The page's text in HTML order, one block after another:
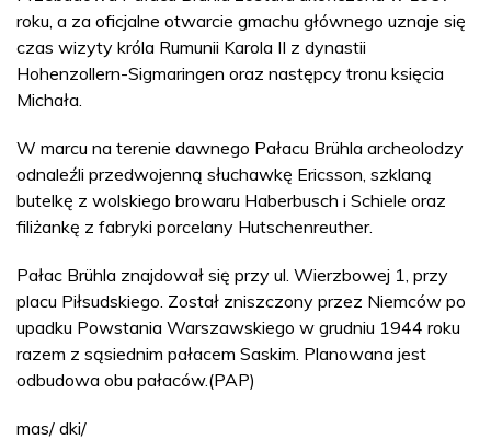
roku, a za oficjalne otwarcie gmachu głównego uznaje się
czas wizyty króla Rumunii Karola II z dynastii
Hohenzollern-Sigmaringen oraz następcy tronu księcia
Michała.
W marcu na terenie dawnego Pałacu Brühla archeolodzy
odnaleźli przedwojenną słuchawkę Ericsson, szklaną
butelkę z wolskiego browaru Haberbusch i Schiele oraz
filiżankę z fabryki porcelany Hutschenreuther.
Pałac Brühla znajdował się przy ul. Wierzbowej 1, przy
placu Piłsudskiego. Został zniszczony przez Niemców po
upadku Powstania Warszawskiego w grudniu 1944 roku
razem z sąsiednim pałacem Saskim. Planowana jest
odbudowa obu pałaców.(PAP)
mas/ dki/